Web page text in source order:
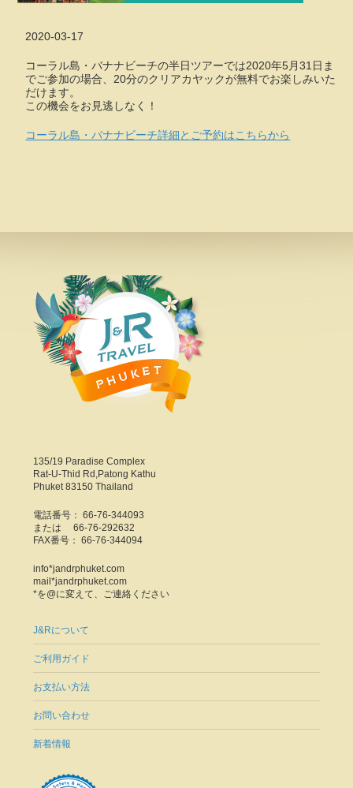
2020-03-17
コーラル島・バナナビーチの半日ツアーでは2020年5月31日ま
でご参加の場合、20分のクリアカヤックが無料でお楽しみいた
だけます。
この機会をお見逃しなく！
コーラル島・バナナビーチ詳細とご予約はこちらから
135/19 Paradise Complex
Rat-U-Thid Rd,Patong Kathu
Phuket 83150 Thailand
電話番号： 66-76-344093
または 66-76-292632
FAX番号： 66-76-344094
info*jandrphuket.com
mail*jandrphuket.com
*を@に変えて、ご連絡ください
J&Rについて
ご利用ガイド
お支払い方法
お問い合わせ
新着情報